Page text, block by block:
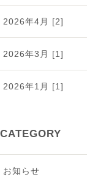
2026年4月 [2]
2026年3月 [1]
2026年1月 [1]
CATEGORY
お知らせ